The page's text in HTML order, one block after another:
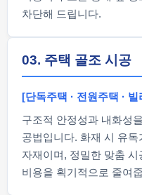
차단해 드립니다.
03. 주택 골조 시공
[단독주택 · 전원주택 · 빌
구조적 안정성과 내화성
공법입니다. 화재 시 유
자재이며, 정밀한 맞춤
비용을 획기적으로 줄여